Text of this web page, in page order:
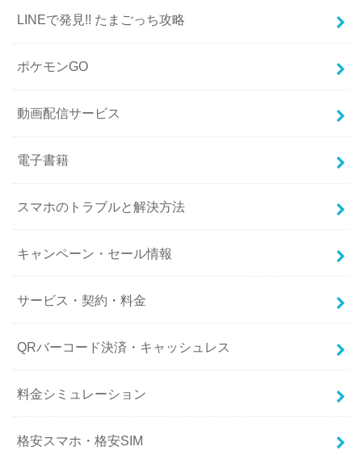
LINEで発見!! たまごっち攻略
ポケモンGO
動画配信サービス
電子書籍
スマホのトラブルと解決方法
キャンペーン・セール情報
サービス・契約・料金
QRバーコード決済・キャッシュレス
料金シミュレーション
格安スマホ・格安SIM